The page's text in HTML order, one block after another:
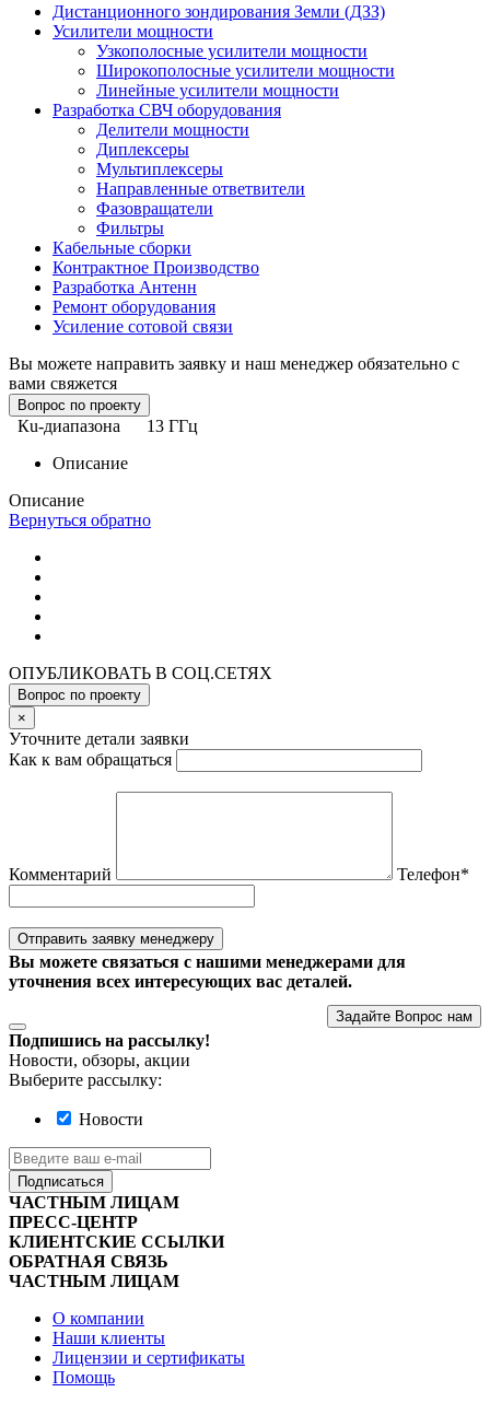
Дистанционного зондирования Земли (ДЗЗ)
Усилители мощности
Узкополосные усилители мощности
Широкополосные усилители мощности
Линейные усилители мощности
Разработка СВЧ оборудования
Делители мощности
Диплексеры
Мультиплексеры
Направленные ответвители
Фазовращатели
Фильтры
Кабельные сборки
Контрактное Производство
Разработка Антенн
Ремонт оборудования
Усиление сотовой связи
Вы можете направить заявку и наш менеджер обязательно с
вами свяжется
Вопрос по проекту
Кu-диапазона 13 ГГц
Описание
Описание
Вернуться обратно
ОПУБЛИКОВАТЬ В СОЦ.СЕТЯХ
Вопрос по проекту
×
Уточните детали заявки
Как к вам обращаться
Комментарий Телефон*
Отправить заявку менеджеру
Вы можете связаться с нашими менеджерами для
уточнения всех интересующих вас деталей.
Задайте Вопрос нам
Подпишись на рассылку!
Новости, обзоры, акции
Выберите рассылку:
Новости
Подписаться
ЧАСТНЫМ ЛИЦАМ
ПРЕСС-ЦЕНТР
КЛИЕНТСКИЕ ССЫЛКИ
ОБРАТНАЯ СВЯЗЬ
ЧАСТНЫМ ЛИЦАМ
О компании
Наши клиенты
Лицензии и сертификаты
Помощь